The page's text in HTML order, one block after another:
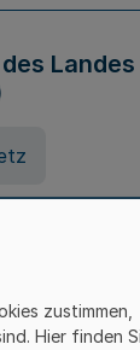
,
- BVO
zustimmen,
Hier finden